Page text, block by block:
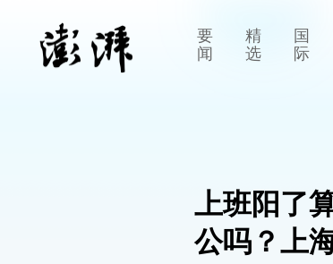
要
闻
精
选
国
际
上班阳了
公吗？上